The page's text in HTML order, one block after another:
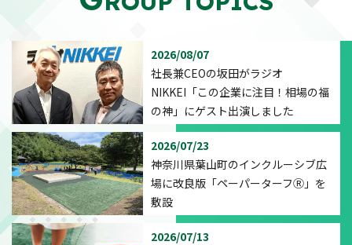
2026/08/07
社長兼CEOの坂田がラジオ
NIKKEI「この企業に注目！相場の福
の神」にゲスト出演しました
2026/07/23
神奈川県葉山町のインクルーシブ広
場に改良版「ペーパーターフⓇ」を
敷設
2026/07/13